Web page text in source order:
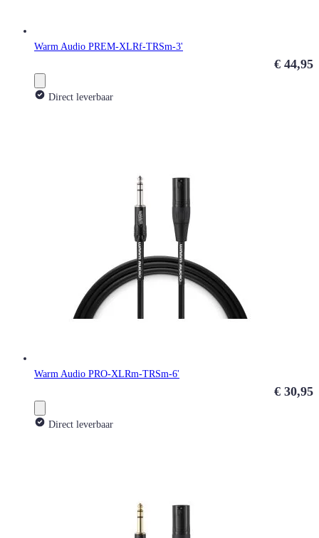
Warm Audio PREM-XLRf-TRSm-3'
€ 44,95
Direct leverbaar
Warm Audio PRO-XLRm-TRSm-6'
€ 30,95
Direct leverbaar